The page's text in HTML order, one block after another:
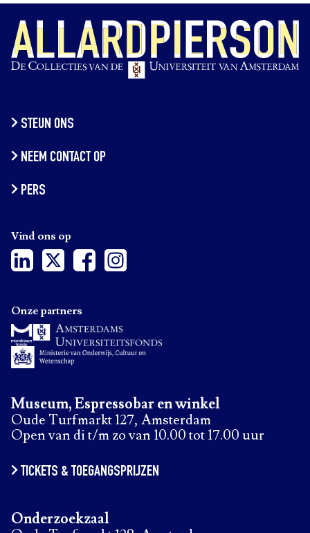
STEUN ONS
NEEM CONTACT OP
PERS
Vind ons op
Museum, Espressobar en winkel
Oude Turfmarkt 127, Amsterdam
Open van di t/m zo van 10.00 tot 17.00 uur
TICKETS & TOEGANGSPRIJZEN
Onderzoekzaal
Onze partners